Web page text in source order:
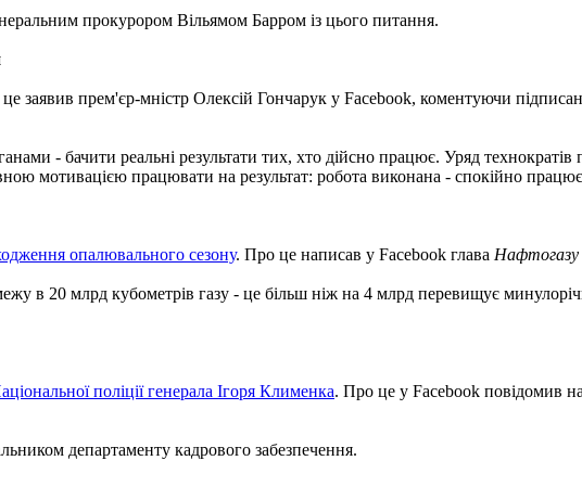
прокурором Вільямом Барром із цього питання.
заявив прем'єр-мністр Олексій Гончарук у Facebook, коментуючи
- бачити реальні результати тих, хто дійсно працює. Уряд
мотивацією працювати на результат: робота виконана - спокійно
опалювального сезону. Про це написав у Facebook глава Нафтогазу
в 20 млрд кубометрів газу - це більш ніж на 4 млрд перевищує
поліції генерала Ігоря Клименка. Про це у Facebook повідомив
департаменту кадрового забезпечення.